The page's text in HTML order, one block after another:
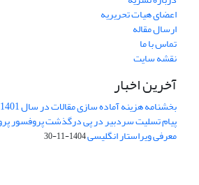
اعضای هیات تحریریه
ارسال مقاله
تماس با ما
نقشه سایت
آخرین اخبار
بخشنامه هزینه آماده سازی مقالات در سال 1401
پیام تسلیت سردبیر در پی درگذشت پروفسور
معرفی ویراستار انگلیسی1404-11-30